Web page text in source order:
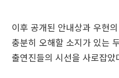
이후 공개된 안내상과 우현
충분히 오해할 소지가 있는
출연진들의 시선을 사로잡았